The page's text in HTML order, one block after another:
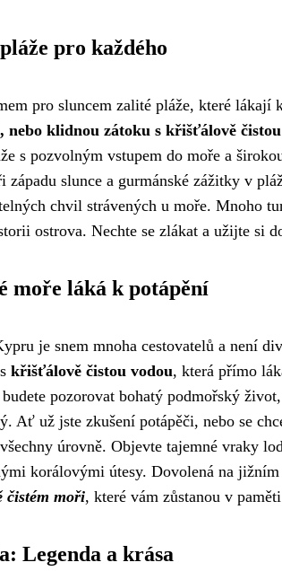
pro každého
pro sluncem zalité pláže, které lákají
nebo klidnou zátoku s křišťálově
s pozvolným vstupem do moře a
západu slunce a gurmánské zážitky v
chvil strávených u moře. Mnoho
ostrova. Nechte se zlákat a užijte si
moře láká k potápění
je snem mnoha cestovatelů a není
křišťálově čistou vodou, která přímo
pozorovat bohatý podmořský
Ať už jste zkušení potápěči, nebo se
úrovně. Objevte tajemné vraky
korálovými útesy. Dovolená na
čistém moři, které vám zůstanou v
Legenda a krása